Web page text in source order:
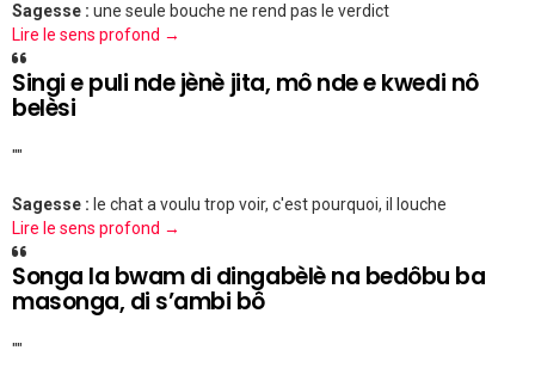
Sagesse : une seule bouche ne rend pas le verdict
Lire le sens profond →
Singi e puli nde jènè jita, mô nde e kwedi nô
belèsi
""
Sagesse : le chat a voulu trop voir, c'est pourquoi, il louche
Lire le sens profond →
Songa la bwam di dingabèlè na bedôbu ba
masonga, di s’ambi bô
""